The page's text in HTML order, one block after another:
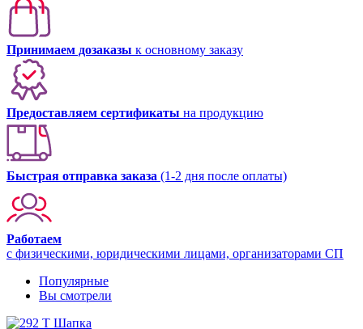
Принимаем дозаказы к основному заказу
Предоставляем сертификаты на продукцию
Быстрая отправка заказа (1-2 дня после оплаты)
Работаем
с физическими, юридическими лицами, организаторами СП
Популярные
Вы смотрели